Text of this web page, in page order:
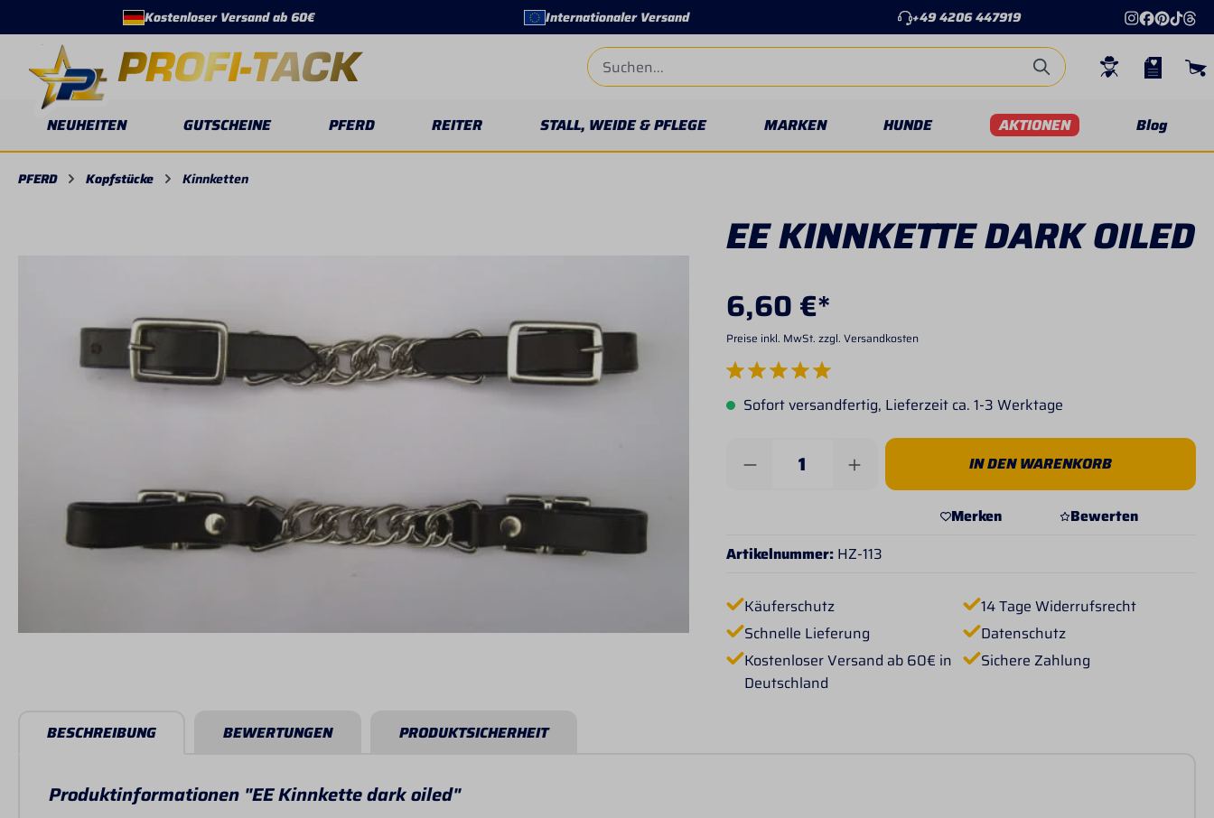
Zur Hauptnavigation springen
Kostenloser Versand ab 60€ Internationaler Versand +49 4206 447919
NEUHEITEN GUTSCHEINE PFERD REITER STALL, WEIDE & PFLEGE MARKEN HUNDE AKTIONEN Blog
PFERD Kopfstücke Kinnketten
EE KINNKETTE DARK OILED
6,60 €*
Preise inkl. MwSt. zzgl. Versandkosten
Durchschnittliche Bewertung von 5 von 5 Sternen
Sofort versandfertig, Lieferzeit ca. 1-3 Werktage
Produkt Anzahl: Gib den gewünschten Wert
IN DEN WARENKORB
Merken
Bewerten
Artikelnummer: HZ-113
Käuferschutz
14 Tage Widerrufsrecht
Schnelle Lieferung
Datenschutz
Kostenloser Versand ab 60€ in
Deutschland
Sichere Zahlung
BESCHREIBUNG BEWERTUNGEN PRODUKTSICHERHEIT
Produktinformationen "EE Kinnkette dark oiled"